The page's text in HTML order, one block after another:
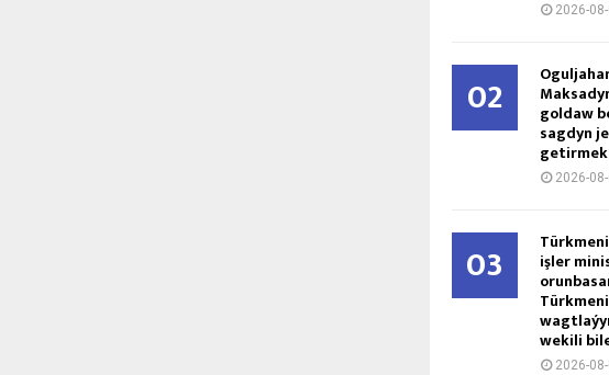
2026-
02 goldaw
sagdyn
getirmek
2026-
03 işler
wekili
2026-